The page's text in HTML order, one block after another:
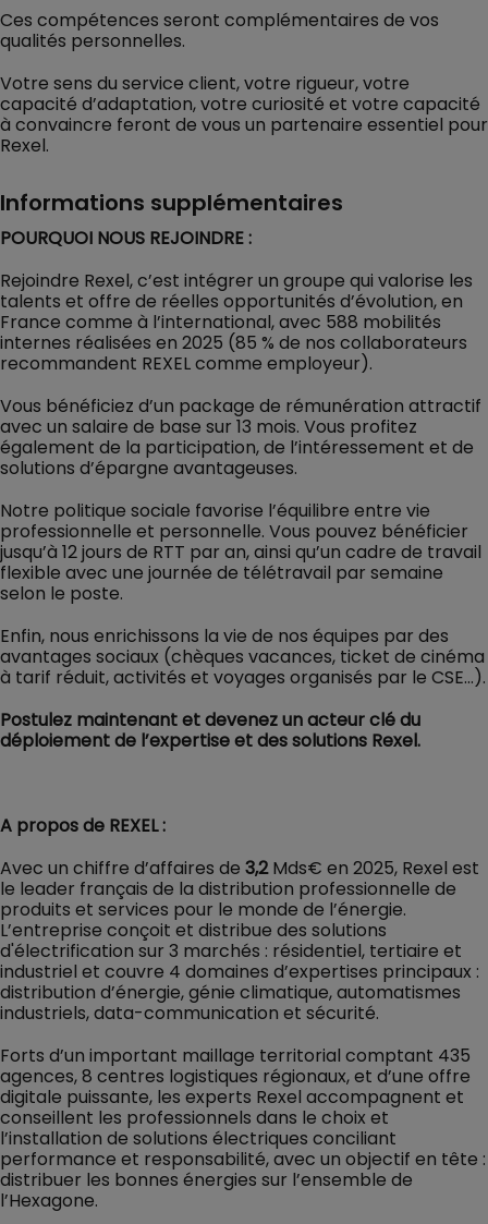
Ces compétences seront complémentaires de vos
qualités personnelles.
Votre sens du service client, votre rigueur, votre
capacité d’adaptation, votre curiosité et votre capacité
à convaincre feront de vous un partenaire essentiel pour
Rexel.
Informations supplémentaires
POURQUOI NOUS REJOINDRE :
Rejoindre Rexel, c’est intégrer un groupe qui valorise les
talents et offre de réelles opportunités d’évolution, en
France comme à l’international, avec 588 mobilités
internes réalisées en 2025 (85 % de nos collaborateurs
recommandent REXEL comme employeur).
Vous bénéficiez d’un package de rémunération attractif
avec un salaire de base sur 13 mois. Vous profitez
également de la participation, de l’intéressement et de
solutions d’épargne avantageuses.
Notre politique sociale favorise l’équilibre entre vie
professionnelle et personnelle. Vous pouvez bénéficier
jusqu’à 12 jours de RTT par an, ainsi qu’un cadre de travail
flexible avec une journée de télétravail par semaine
selon le poste.
Enfin, nous enrichissons la vie de nos équipes par des
avantages sociaux (chèques vacances, ticket de cinéma
à tarif réduit, activités et voyages organisés par le CSE…).
Postulez maintenant et devenez un acteur clé du
déploiement de l’expertise et des solutions Rexel.
A propos de REXEL :
Avec un chiffre d’affaires de 3,2Mds€ en 2025, Rexel est
le leader français de la distribution professionnelle de
produits et services pour le monde de l’énergie.
L’entreprise conçoit et distribue des solutions
d'électrification sur 3 marchés : résidentiel, tertiaire et
industriel et couvre 4 domaines d’expertises principaux :
distribution d’énergie, génie climatique, automatismes
industriels, data-communication et sécurité.
Forts d’un important maillage territorial comptant 435
agences, 8 centres logistiques régionaux, et d’une offre
digitale puissante, les experts Rexel accompagnent et
conseillent les professionnels dans le choix et
l’installation de solutions électriques conciliant
performance et responsabilité, avec un objectif en tête :
distribuer les bonnes énergies sur l’ensemble de
l’Hexagone.